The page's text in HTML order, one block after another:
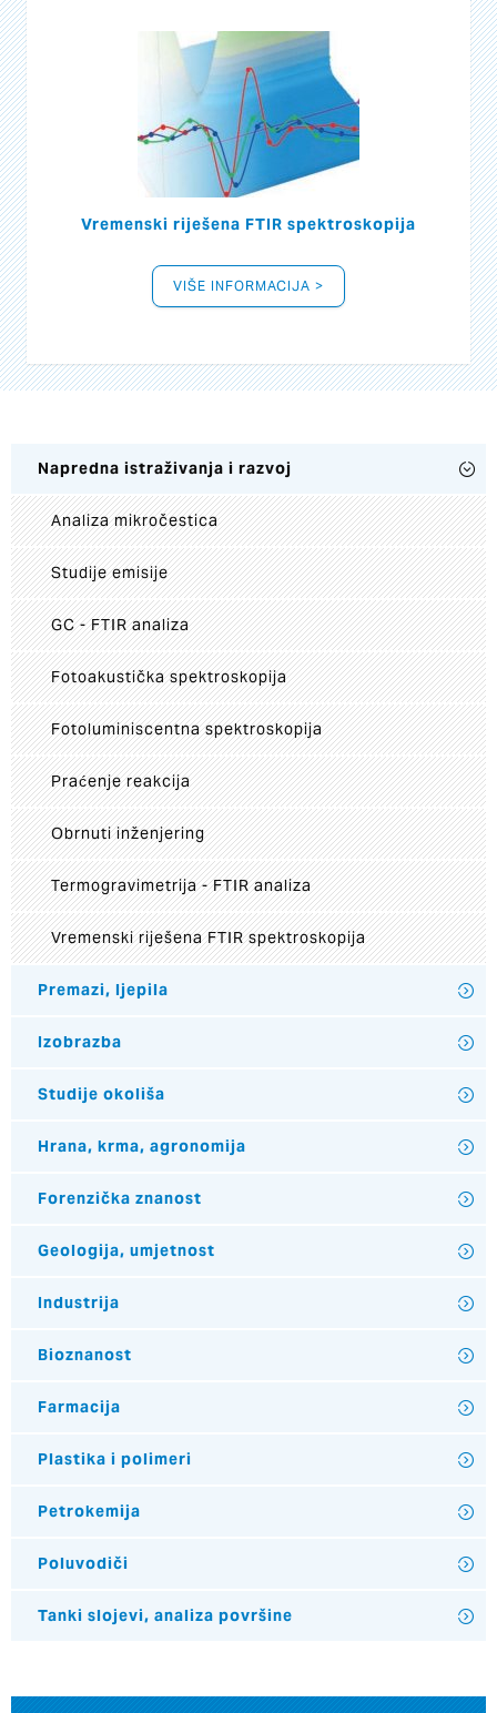
Vremenski riješena FTIR spektroskopija
VIŠE INFORMACIJA >
Napredna istraživanja i razvoj
Analiza mikročestica
Studije emisije
GC - FTIR analiza
Fotoakustička spektroskopija
Fotoluminiscentna spektroskopija
Praćenje reakcija
Obrnuti inženjering
Termogravimetrija - FTIR analiza
Vremenski riješena FTIR spektroskopija
Premazi, ljepila
Izobrazba
Studije okoliša
Hrana, krma, agronomija
Forenzička znanost
Geologija, umjetnost
Industrija
Bioznanost
Farmacija
Plastika i polimeri
Petrokemija
Poluvodiči
Tanki slojevi, analiza površine